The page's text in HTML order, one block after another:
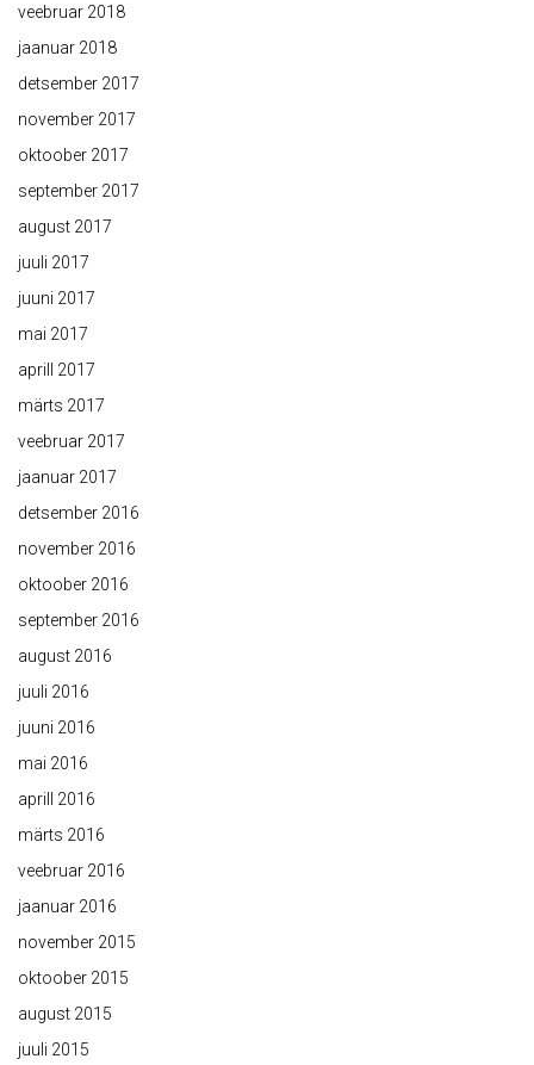
veebruar 2018
jaanuar 2018
detsember 2017
november 2017
oktoober 2017
september 2017
august 2017
juuli 2017
juuni 2017
mai 2017
aprill 2017
märts 2017
veebruar 2017
jaanuar 2017
detsember 2016
november 2016
oktoober 2016
september 2016
august 2016
juuli 2016
juuni 2016
mai 2016
aprill 2016
märts 2016
veebruar 2016
jaanuar 2016
november 2015
oktoober 2015
august 2015
juuli 2015